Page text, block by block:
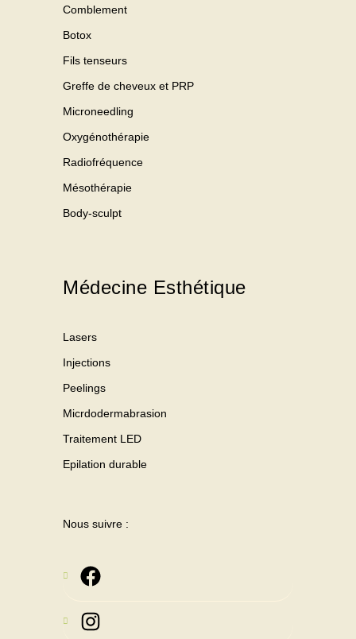
Comblement
Botox
Fils tenseurs
Greffe de cheveux et PRP
Microneedling
Oxygénothérapie
Radiofréquence
Mésothérapie
Body-sculpt
Médecine Esthétique
Lasers
Injections
Peelings
Micrdodermabrasion
Traitement LED
Epilation durable
Nous suivre :